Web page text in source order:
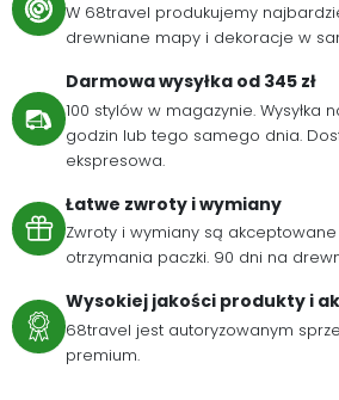
W 68travel produkujemy
drewniane mapy i dekoracje w
Darmowa wysyłka od 345 zł
100 stylów w magazynie. Wysyłka
godzin lub tego samego dnia.
ekspresowa.
Łatwe zwroty i wymiany
Zwroty i wymiany są
otrzymania paczki. 90 dni na
Wysokiej jakości produkty i
68travel jest autoryzowanym
premium.